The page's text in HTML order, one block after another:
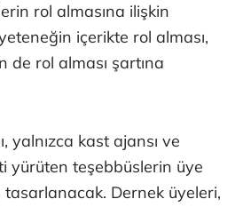
rol almasına ilişkin
içerikte rol alması,
de rol alması şartına
yalnızca kast ajansı ve
yürüten teşebbüslerin üye
Dernek üyeleri,